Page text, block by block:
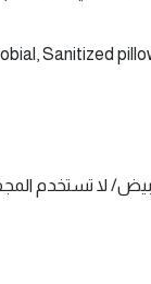
Sanitized
لا تستخدم المبيض/ لا